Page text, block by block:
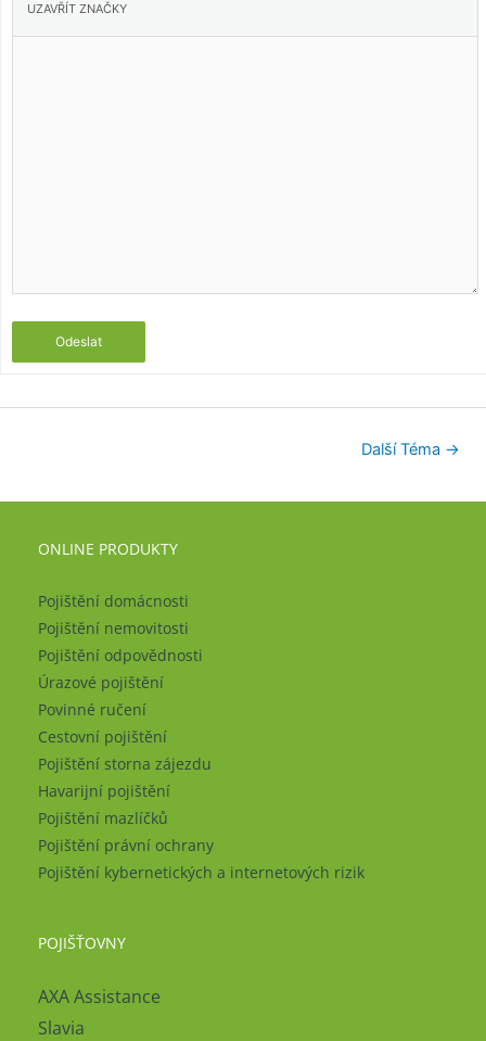
Odeslat
Další Téma →
ONLINE PRODUKTY
Pojištění domácnosti
Pojištění nemovitosti
Pojištění odpovědnosti
Úrazové pojištění
Povinné ručení
Cestovní pojištění
Pojištění storna zájezdu
Havarijní pojištění
Pojištění mazlíčků
Pojištění právní ochrany
Pojištění kybernetických a internetových rizik
POJIŠŤOVNY
AXA Assistance
Slavia